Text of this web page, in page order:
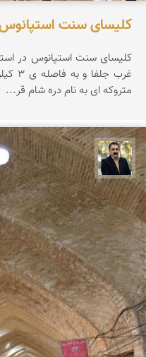
کلیسای سنت
غرب
متروکه ای به نام دره شام قر...
عدنان مرادی